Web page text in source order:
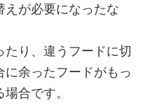
えが必要になったな
たり、違うフードに切
に余ったフードがもっ
合です。